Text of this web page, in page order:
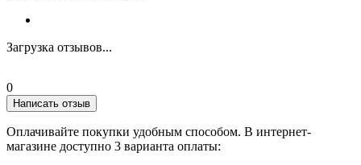
Загрузка отзывов...
0
Написать отзыв
Оплачивайте покупки удобным способом. В интернет-
магазине доступно 3 варианта оплаты: